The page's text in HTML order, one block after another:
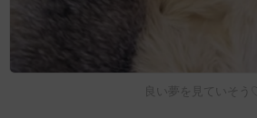
良い夢を見ていそう♡